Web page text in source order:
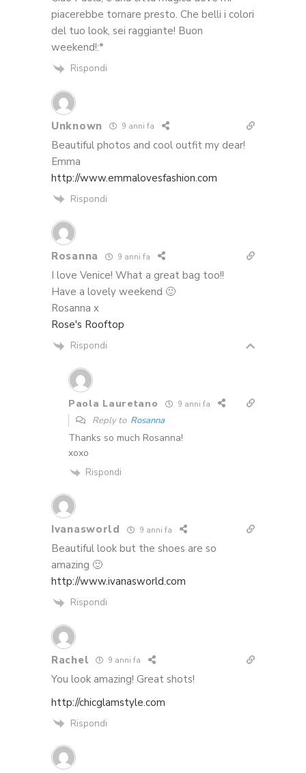
piacerebbe tornare presto. Che belli i colori
del tuo look, sei raggiante! Buon
weekend!:*
Rispondi
Unknown 9 anni fa
Beautiful photos and cool outfit my dear!
Emma
http://www.emmalovesfashion.com
Rispondi
Rosanna 9 anni fa
I love Venice! What a great bag too!!
Have a lovely weekend 🙂
Rosanna x
Rose's Rooftop
Rispondi
Paola Lauretano 9 anni fa
Reply to Rosanna
Thanks so much Rosanna!
xoxo
Rispondi
Ivanasworld 9 anni fa
Beautiful look but the shoes are so
amazing 🙂
http://www.ivanasworld.com
Rispondi
Rachel 9 anni fa
You look amazing! Great shots!
http://chicglamstyle.com
Rispondi